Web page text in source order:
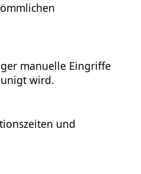
manuelle Eingriffe
wird.
und